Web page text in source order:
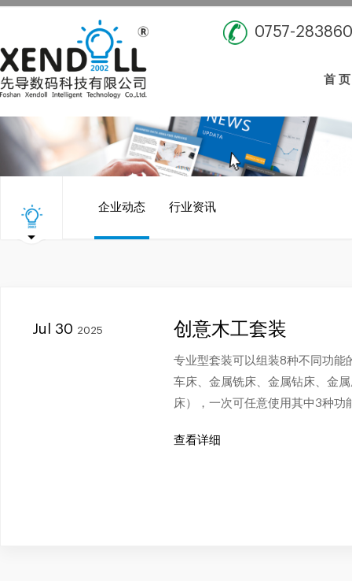
0757-
首 页
企业动态 行业资讯
Jul 30 2025 创意木工套装
专业型套装可以组装8种不同功能
车床、金属铣床、金属钻床、金
床），一次可任意使用其中3种功
查看详细